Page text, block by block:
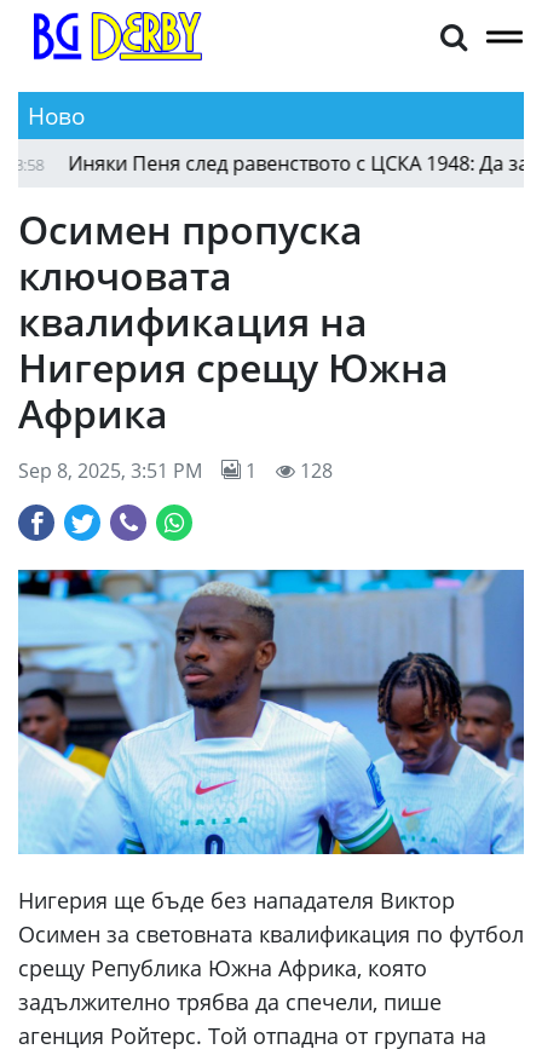
Ново
Иняки Пеня след равенството с ЦСКА 1948: Да
Осимен пропуска
ключовата
квалификация на
Нигерия срещу Южна
Африка
Sep 8, 2025, 3:51 PM 1 128
Нигерия ще бъде без нападателя Виктор
Осимен за световната квалификация по футбол
срещу Република Южна Африка, която
задължително трябва да спечели, пише
агенция Ройтерс. Той отпадна от групата на